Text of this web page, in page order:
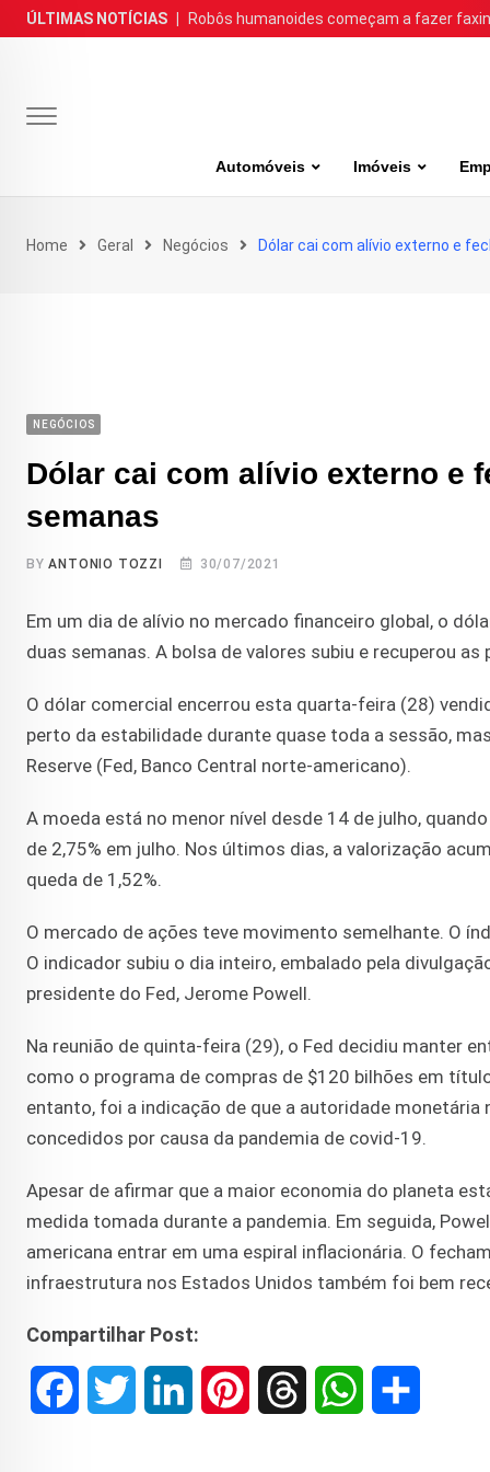
Skip
to
ÚLTIMAS NOTÍCIAS Robôs humanoides começam a fazer
Automóveis Imóveis
Home Geral Negócios Dólar cai com alívio externo e
NEGÓCIOS
Dólar cai com alívio externo e
semanas
BYANTONIO TOZZI 30/07/2021
Em um dia de alívio no mercado financeiro global, o
duas semanas. A bolsa de valores subiu e recuperou
O dólar comercial encerrou esta quarta-feira (28)
perto da estabilidade durante quase toda a sessão,
Reserve (Fed, Banco Central norte-americano).
A moeda está no menor nível desde 14 de julho,
de 2,75% em julho. Nos últimos dias, a valorização
queda de 1,52%.
O mercado de ações teve movimento semelhante. O
O indicador subiu o dia inteiro, embalado pela
presidente do Fed, Jerome Powell.
Na reunião de quinta-feira (29), o Fed decidiu manter
como o programa de compras de $120 bilhões em
entanto, foi a indicação de que a autoridade
concedidos por causa da pandemia de covid-19.
Apesar de afirmar que a maior economia do planeta
medida tomada durante a pandemia. Em seguida,
americana entrar em uma espiral inflacionária. O
infraestrutura nos Estados Unidos também foi bem
Compartilhar Post: